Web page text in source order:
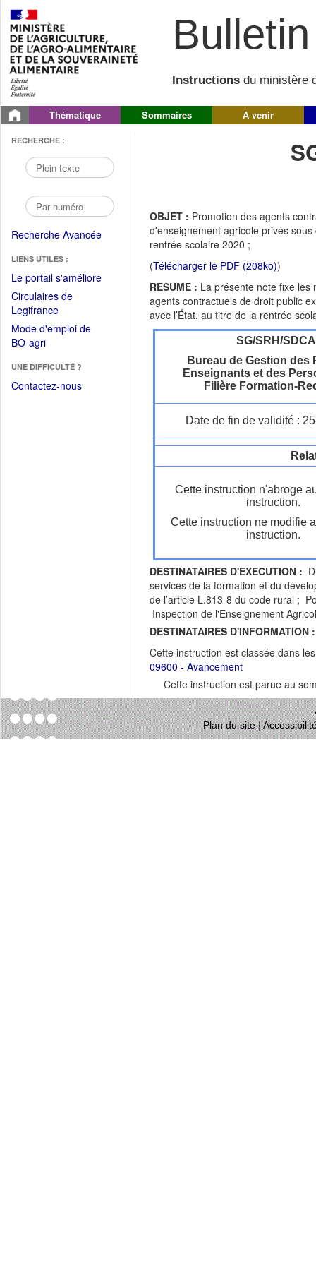
Instructions du ministère
Thématique Sommaires A venir
RECHERCHE :
Recherche Avancée
LIENS UTILES :
Le portail s'améliore(Fichier
Circulaires de
Legifrance(Ouvrir
dans
une
fenêtre)
Mode d'emploi de
BO-agri(Ouvrir
une
nouvelle
UNE DIFFICULTÉ ?
Contactez-nous
OBJET : Promotion des agents
d'enseignement agricole privés
rentrée scolaire 2020 ;
(Télécharger le PDF (208ko))
RESUME : La présente note fixe les
agents contractuels de droit public
avec l’État, au titre de la rentrée
SG/SRH/
Bureau de Gestion des
Enseignants et des
Filière Formation-
Date de fin de validité :
Cette instruction n'abroge
instruction.
Cette instruction ne modifie
instruction.
DESTINATAIRES D'EXECUTION :
services de la formation et du
de l’article L.813-8 du code rural ;
Inspection de l'Enseignement
DESTINATAIRES D'INFORMATION :
Cette instruction est classée dans
09600 - Avancement
Cette instruction est parue au
Plan du site|